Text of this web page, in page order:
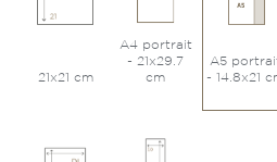
21x21 cm
A4 portrait
- 21x29.7
cm
A5
- 14.8x21